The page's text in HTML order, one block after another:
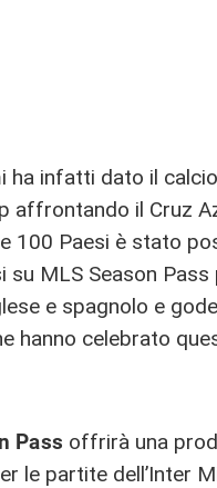
ha infatti dato il
affrontando il Cruz
100 Paesi è stato
su MLS Season Pass
e spagnolo e
hanno celebrato
Pass offrirà una
le partite dell’Inter